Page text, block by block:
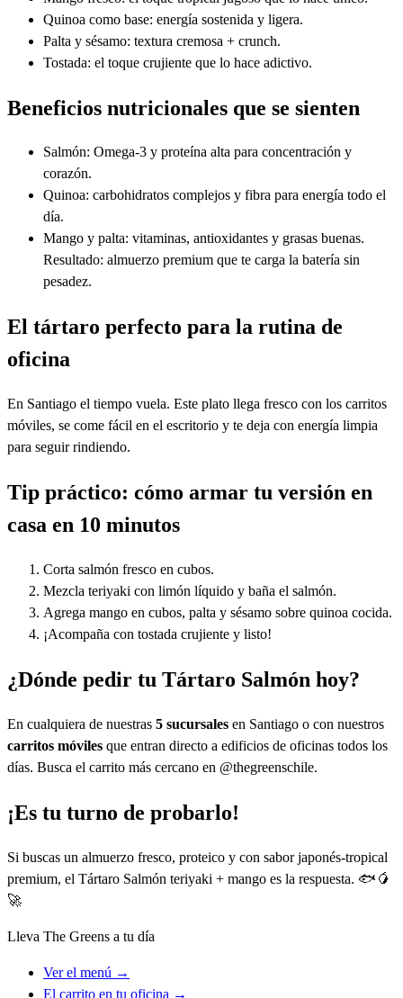
Quinoa como base: energía sostenida y ligera.
Palta y sésamo: textura cremosa + crunch.
Tostada: el toque crujiente que lo hace adictivo.
Beneficios nutricionales que se sienten
Salmón: Omega-3 y proteína alta para concentración y
corazón.
Quinoa: carbohidratos complejos y fibra para energía todo el
día.
Mango y palta: vitaminas, antioxidantes y grasas buenas.
Resultado: almuerzo premium que te carga la batería sin
pesadez.
El tártaro perfecto para la rutina de
oficina
En Santiago el tiempo vuela. Este plato llega fresco con los carritos
móviles, se come fácil en el escritorio y te deja con energía limpia
para seguir rindiendo.
Tip práctico: cómo armar tu versión en
casa en 10 minutos
Corta salmón fresco en cubos.
Mezcla teriyaki con limón líquido y baña el salmón.
Agrega mango en cubos, palta y sésamo sobre quinoa cocida.
¡Acompaña con tostada crujiente y listo!
¿Dónde pedir tu Tártaro Salmón hoy?
En cualquiera de nuestras 5 sucursales en Santiago o con nuestros
carritos móviles que entran directo a edificios de oficinas todos los
días. Busca el carrito más cercano en @thegreenschile.
¡Es tu turno de probarlo!
Si buscas un almuerzo fresco, proteico y con sabor japonés-tropical
premium, el Tártaro Salmón teriyaki + mango es la respuesta. 🐟🥭
🚀
Lleva The Greens a tu día
Ver el menú →
El carrito en tu oficina →